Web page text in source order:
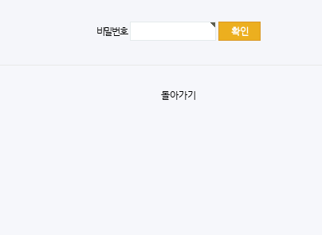
비밀번호
돌아가기